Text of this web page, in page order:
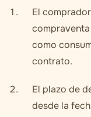
El
como
contrato.
El plazo de
desde la